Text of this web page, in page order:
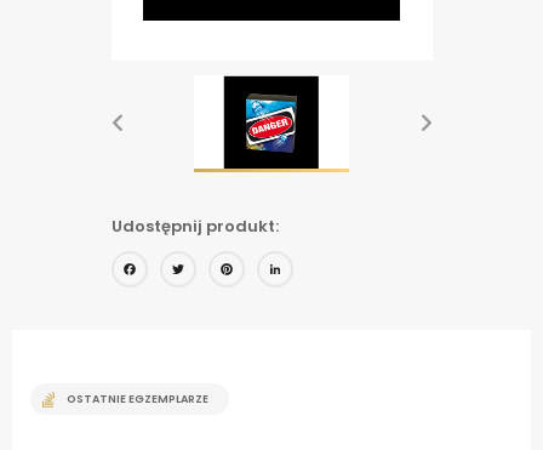
Udostępnij produkt:
Facebook
TwitterPinterest
OSTATNIE EGZEMPLARZE